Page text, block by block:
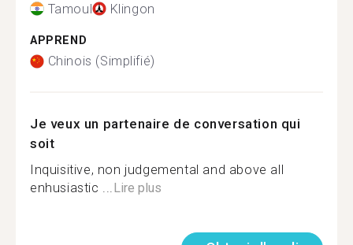
Tamoul Klingon
APPREND
Chinois (Simplifié)
Je veux un partenaire de conversation qui
soit
Inquisitive, non judgemental and above all
enhusiastic ...Lire plus